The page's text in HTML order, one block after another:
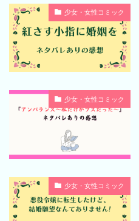
少女・女性コミック
少女・女性コミック
少女・女性コミック